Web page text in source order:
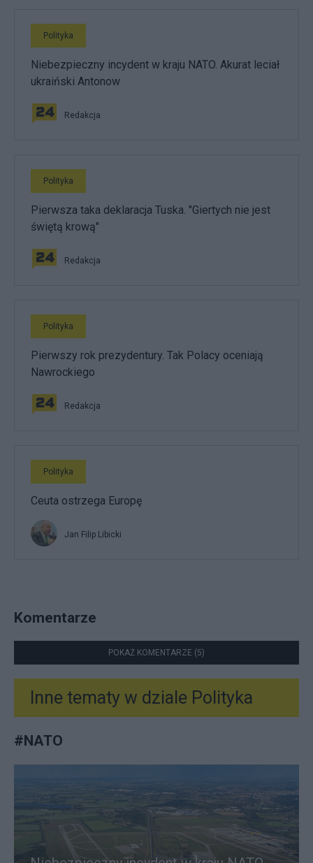
Polityka
Niebezpieczny incydent w kraju NATO. Akurat leciał
ukraiński Antonow
Redakcja
Polityka
Pierwsza taka deklaracja Tuska. "Giertych nie jest
świętą krową"
Redakcja
Polityka
Pierwszy rok prezydentury. Tak Polacy oceniają
Nawrockiego
Redakcja
Polityka
Ceuta ostrzega Europę
Jan Filip Libicki
Komentarze
POKAŻ KOMENTARZE (5)
Inne tematy w dziale Polityka
#NATO